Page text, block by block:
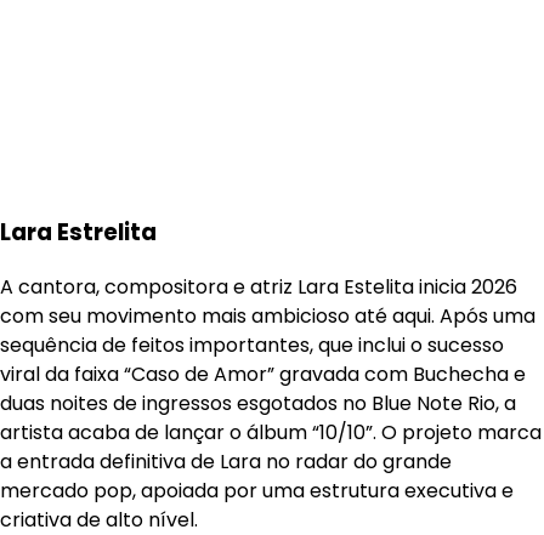
Lara Estrelita
A cantora, compositora e atriz Lara Estelita inicia 2026
com seu movimento mais ambicioso até aqui. Após uma
sequência de feitos importantes, que inclui o sucesso
viral da faixa “Caso de Amor” gravada com Buchecha e
duas noites de ingressos esgotados no Blue Note Rio, a
artista acaba de lançar o álbum “10/10”. O projeto marca
a entrada definitiva de Lara no radar do grande
mercado pop, apoiada por uma estrutura executiva e
criativa de alto nível.